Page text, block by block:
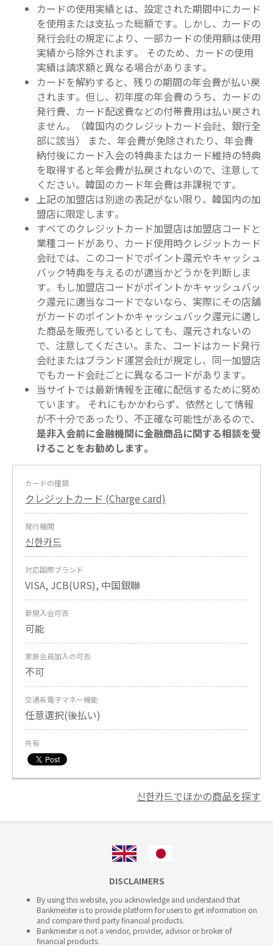
カードの使用実績とは、 設定された期間中にカード
を使用または支払った総額です。しかし、カードの
発行会社の規定により、一部カードの使用額は使用
実績から除外されます。 そのため、カードの使用
実績は請求額と異なる場合があります。
カードを解約すると、残りの期間の年会費が払い戻
されます。但し、初年度の年会費のうち、カードの
発行費、カード配送費などの付帯費用は払い戻され
ません。（韓国内のクレジットカード会社、銀行全
部に該当） また、年会費が免除されたり、年会費
納付後にカード入会の特典またはカード維持の特典
を取得すると年会費が払戻されないので、注意して
ください。韓国のカード年会費は非課税です。
上記の加盟店は別途の表記がない限り、韓国内の加
盟店に限定します。
すべてのクレジットカード加盟店は加盟店コードと
業種コードがあり、カード使用時クレジットカード
会社では、このコードでポイント還元やキャッシュ
バック特典を与えるのが適当かどうかを判断しま
す。もし加盟店コードがポイントかキャッシュバッ
ク還元に適当なコードでないなら、実際にその店舗
がカードのポイントかキャッシュバック還元に適し
た商品を販売しているとしても、還元されないの
で、注意してください。また、コードはカード発行
会社またはブランド運営会社が規定し、同一加盟店
でもカード会社ごとに異なるコードがあります。
当サイトでは最新情報を正確に配信するために努め
ています。 それにもかかわらず、依然として情報
が不十分であったり、不正確な可能性があるので、
是非入会前に金融機関に金融商品に関する相談を受
けることをお勧めします。
カードの種類
クレジットカード (Charge card)
発行機関
신한카드
対応国際ブランド
VISA, JCB(URS), 中国銀聯
新規入会可否
可能
家族会員加入の可否
不可
交通系電子マネー機能
任意選択(後払い)
共有
신한카드でほかの商品を探す
DISCLAIMERS
By using this website, you acknowledge and understand that
Bankmeister is to provide platform for users to get information on
and compare third party financial products.
Bankmeister is not a vendor, provider, advisor or broker of
financial products.